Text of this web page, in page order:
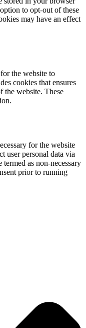
to opt-out of these
may have an effect
the website to
cookies that ensures
the website. These
for the website
user personal data via
termed as non-necessary
prior to running